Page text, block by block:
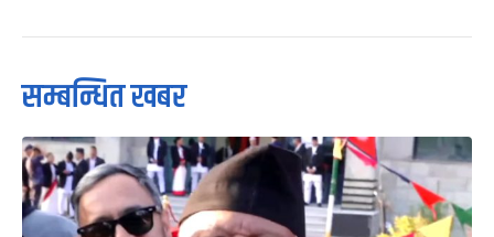
सम्बन्धित खबर